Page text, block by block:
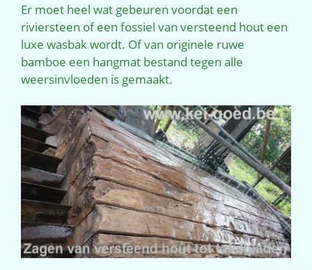
Er moet heel wat gebeuren voordat een
riviersteen of een fossiel van versteend hout een
luxe wasbak wordt. Of van originele ruwe
bamboe een hangmat bestand tegen alle
weersinvloeden is gemaakt.